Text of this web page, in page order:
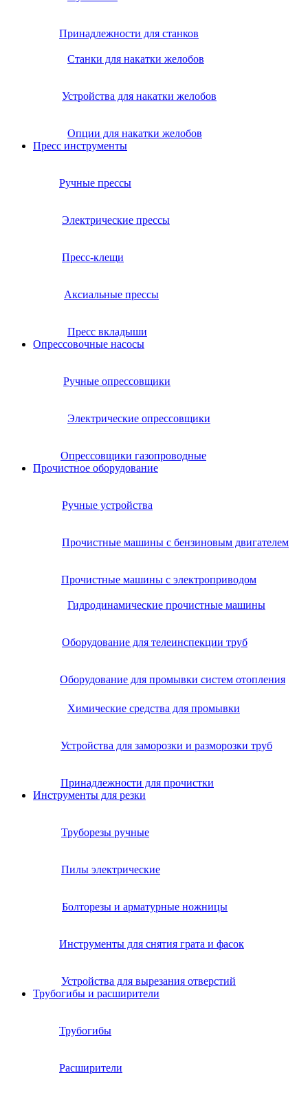
Принадлежности для станков
Станки для накатки желобов
Устройства для накатки желобов
Опции для накатки желобов
Пресс инструменты
Ручные прессы
Электрические прессы
Пресс-клещи
Аксиальные прессы
Пресс вкладыши
Опрессовочные насосы
Ручные опрессовщики
Электрические опрессовщики
Опрессовщики газопроводные
Прочистное оборудование
Ручные устройства
Прочистные машины с бензиновым двигателем
Прочистные машины с электроприводом
Гидродинамические прочистные машины
Оборудование для телеинспекции труб
Оборудование для промывки систем отопления
Химические средства для промывки
Устройства для заморозки и разморозки труб
Принадлежности для прочистки
Инструменты для резки
Труборезы ручные
Пилы электрические
Болторезы и арматурные ножницы
Инструменты для снятия грата и фасок
Устройства для вырезания отверстий
Трубогибы и расширители
Трубогибы
Расширители